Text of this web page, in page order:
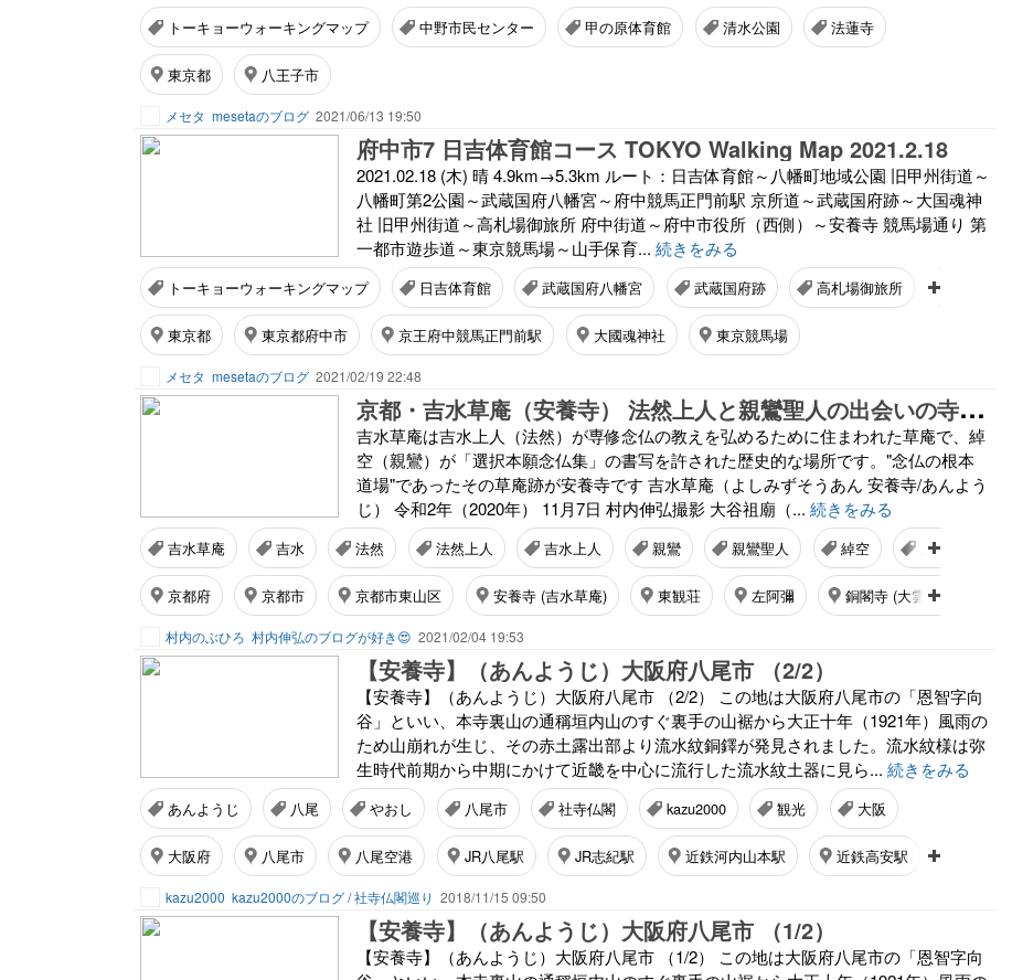
トーキョーウォーキングマップ 中野市民センター 甲の原体育館 清水公園 法蓮寺
東京都 八王子市
メセタ mesetaのブログ 2021/06/13 19:50
府中市7 日吉体育館コース TOKYO Walking Map 2021.2.18
2021.02.18 (木) 晴 4.9km→5.3km ルート：日吉体育館～八幡町地域公園 旧甲州街道～
八幡町第2公園～武蔵国府八幡宮～府中競馬正門前駅 京所道～武蔵国府跡～大国魂神
社 旧甲州街道～高札場御旅所 府中街道～府中市役所（西側）～安養寺 競馬場通り 第
一都市遊歩道～東京競馬場～山手保育... 続きをみる
トーキョーウォーキングマップ 日吉体育館 武蔵国府八幡宮 武蔵国府跡 高札場御旅所
東京都 東京都府中市 京王府中競馬正門前駅 大國魂神社 東京競馬場
メセタ mesetaのブログ 2021/02/19 22:48
京
都・吉水草庵（安養寺） 法然上人と親鸞聖人の出会いの寺＝親鸞聖人御入信の地
吉水草庵は吉水上人（法然）が専修念仏の教えを弘めるために住まわれた草庵で、綽
空（親鸞）が「選択本願念仏集」の書写を許された歴史的な場所です。"念仏の根本
道場"であったその草庵跡が安養寺です 吉水草庵（よしみずそうあん 安養寺/あんよう
じ） 令和2年（2020年） 11月7日 村内伸弘撮影 大谷祖廟（... 続きをみる
吉水草庵 吉水 法然 法然上人 吉水上人 親鸞 親鸞聖人 綽空 選択本願念仏集
京都府 京都市 京都市東山区 安養寺 (吉水草庵) 東観荘 左阿彌 銅閣寺 (大雲院)
村内のぶひろ 村内伸弘のブログが好き😍 2021/02/04 19:53
【安養寺】（あんようじ）大阪府八尾市 （2/2）
【安養寺】（あんようじ）大阪府八尾市 （2/2） この地は大阪府八尾市の「恩智字向
谷」といい、本寺裏山の通稱垣内山のすぐ裏手の山裾から大正十年（1921年）風雨の
ため山崩れが生じ、その赤土露出部より流水紋銅鐸が発見されました。流水紋様は弥
生時代前期から中期にかけて近畿を中心に流行した流水紋土器に見ら... 続きをみる
あんようじ 八尾 やおし 八尾市 社寺仏閣 kazu2000 観光 大阪
大阪府 八尾市 八尾空港 JR八尾駅 JR志紀駅 近鉄河内山本駅 近鉄高安駅
kazu2000 kazu2000のブログ / 社寺仏閣巡り 2018/11/15 09:50
【安養寺】（あんようじ）大阪府八尾市 （1/2）
【安養寺】（あんようじ）大阪府八尾市 （1/2） この地は大阪府八尾市の「恩智字向